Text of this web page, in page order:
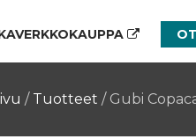
/ Tuotteet / Gubi